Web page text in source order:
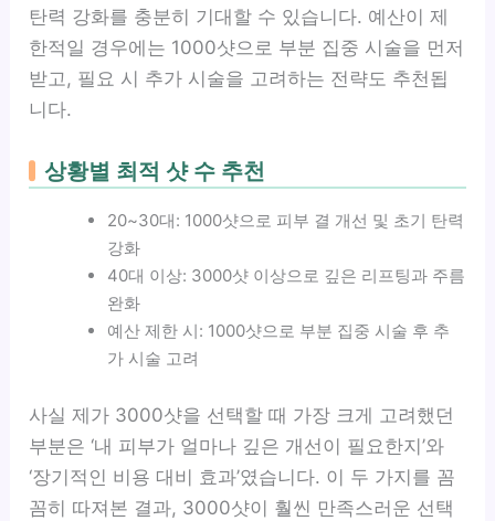
탄력 강화를 충분히 기대할 수 있습니다. 예산이 제
한적일 경우에는 1000샷으로 부분 집중 시술을 먼저
받고, 필요 시 추가 시술을 고려하는 전략도 추천됩
니다.
상황별 최적 샷 수 추천
20~30대: 1000샷으로 피부 결 개선 및 초기 탄력
강화
40대 이상: 3000샷 이상으로 깊은 리프팅과 주름
완화
예산 제한 시: 1000샷으로 부분 집중 시술 후 추
가 시술 고려
사실 제가 3000샷을 선택할 때 가장 크게 고려했던
부분은 ‘내 피부가 얼마나 깊은 개선이 필요한지’와
‘장기적인 비용 대비 효과’였습니다. 이 두 가지를 꼼
꼼히 따져본 결과, 3000샷이 훨씬 만족스러운 선택